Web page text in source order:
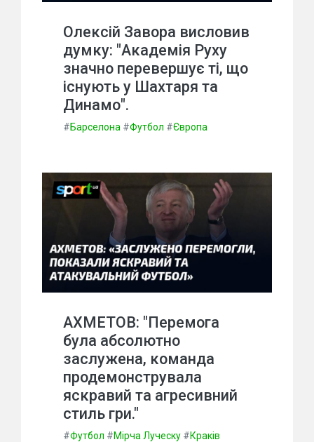
Олексій Завора висловив
думку: "Академія Руху
значно перевершує ті, що
існують у Шахтаря та
Динамо".
#Барселона #Футбол #Європа
АХМЕТОВ: "Перемога
була абсолютно
заслужена, команда
продемонструвала
яскравий та агресивний
стиль гри."
#Футбол #Мірча Луческу #Краків